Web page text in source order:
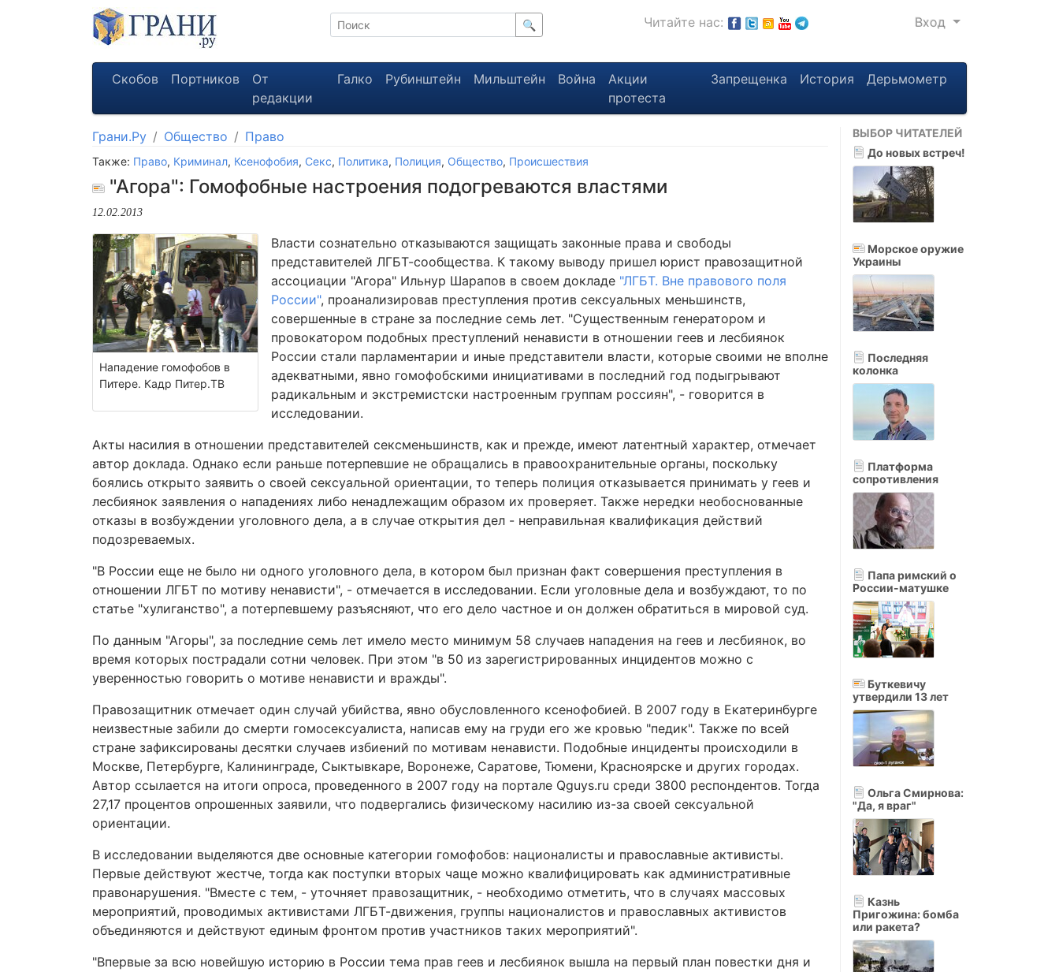
🔍 Читайте нас: Вход
Скобов Портников
От
редакции
Галко Рубинштейн Мильштейн Война
Акции
протеста
Запрещенка История Дерьмометр
Грани.Ру Общество Право
Также: Право, Криминал, Ксенофобия, Секс, Политика, Полиция, Общество, Происшествия
"Агора": Гомофобные настроения подогреваются властями
12.02.2013
Нападение гомофобов в
Питере. Кадр Питер.ТВ
Власти сознательно отказываются защищать законные права и свободы
представителей ЛГБТ-сообщества. К такому выводу пришел юрист правозащитной
ассоциации "Агора" Ильнур Шарапов в своем докладе "ЛГБТ. Вне правового поля
России", проанализировав преступления против сексуальных меньшинств,
совершенные в стране за последние семь лет. "Существенным генератором и
провокатором подобных преступлений ненависти в отношении геев и лесбиянок
России стали парламентарии и иные представители власти, которые своими не вполне
адекватными, явно гомофобскими инициативами в последний год подыгрывают
радикальным и экстремистски настроенным группам россиян", - говорится в
исследовании.
Акты насилия в отношении представителей сексменьшинств, как и прежде, имеют латентный характер, отмечает
автор доклада. Однако если раньше потерпевшие не обращались в правоохранительные органы, поскольку
боялись открыто заявить о своей сексуальной ориентации, то теперь полиция отказывается принимать у геев и
лесбиянок заявления о нападениях либо ненадлежащим образом их проверяет. Также нередки необоснованные
отказы в возбуждении уголовного дела, а в случае открытия дел - неправильная квалификация действий
подозреваемых.
"В России еще не было ни одного уголовного дела, в котором был признан факт совершения преступления в
отношении ЛГБТ по мотиву ненависти", - отмечается в исследовании. Если уголовные дела и возбуждают, то по
статье "хулиганство", а потерпевшему разъясняют, что его дело частное и он должен обратиться в мировой суд.
По данным "Агоры", за последние семь лет имело место минимум 58 случаев нападения на геев и лесбиянок, во
время которых пострадали сотни человек. При этом "в 50 из зарегистрированных инцидентов можно с
уверенностью говорить о мотиве ненависти и вражды".
Правозащитник отмечает один случай убийства, явно обусловленного ксенофобией. В 2007 году в Екатеринбурге
неизвестные забили до смерти гомосексуалиста, написав ему на груди его же кровью "педик". Также по всей
стране зафиксированы десятки случаев избиений по мотивам ненависти. Подобные инциденты происходили в
Москве, Петербурге, Калининграде, Сыктывкаре, Воронеже, Саратове, Тюмени, Красноярске и других городах.
Автор ссылается на итоги опроса, проведенного в 2007 году на портале Qguys.ru среди 3800 респондентов. Тогда
27,17 процентов опрошенных заявили, что подвергались физическому насилию из-за своей сексуальной
ориентации.
В исследовании выделяются две основные категории гомофобов: националисты и православные активисты.
Первые действуют жестче, тогда как поступки вторых чаще можно квалифицировать как административные
правонарушения. "Вместе с тем, - уточняет правозащитник, - необходимо отметить, что в случаях массовых
мероприятий, проводимых активистами ЛГБТ-движения, группы националистов и православных активистов
объединяются и действуют единым фронтом против участников таких мероприятий".
"Впервые за всю новейшую историю в России тема прав геев и лесбиянок вышла на первый план повестки дня и
ВЫБОР ЧИТАТЕЛЕЙ
До новых встреч!
Морское оружие
Украины
Последняя
колонка
Платформа
сопротивления
Папа римский о
России-матушке
Буткевичу
утвердили 13 лет
Ольга Смирнова:
"Да, я враг"
Казнь
Пригожина: бомба
или ракета?